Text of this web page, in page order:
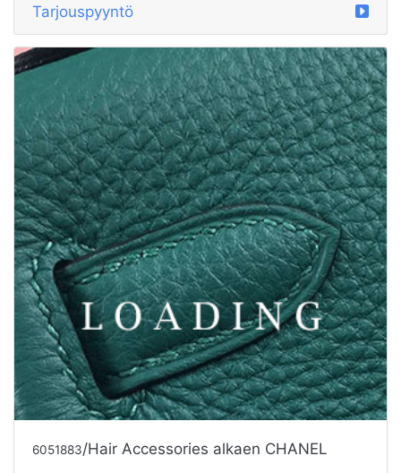
Tarjouspyyntö
6051883/Hair Accessories alkaen CHANEL